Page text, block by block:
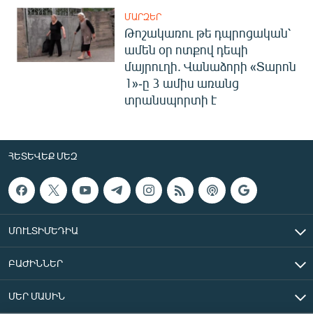
ՄԱՐԶԵՐ
Թոշակառու թե դպրոցական՝
ամեն օր ոտքով դեպի
մայրուղի. Վանաձորի «Տարոն
1»-ը 3 ամիս առանց
տրանսպորտի է
ՀԵՏԵՎԵՔ ՄԵԶ
ՄՈՒԼՏԻՄԵԴԻԱ
ԲԱԺԻՆՆԵՐ
ՄԵՐ ՄԱՍԻՆ